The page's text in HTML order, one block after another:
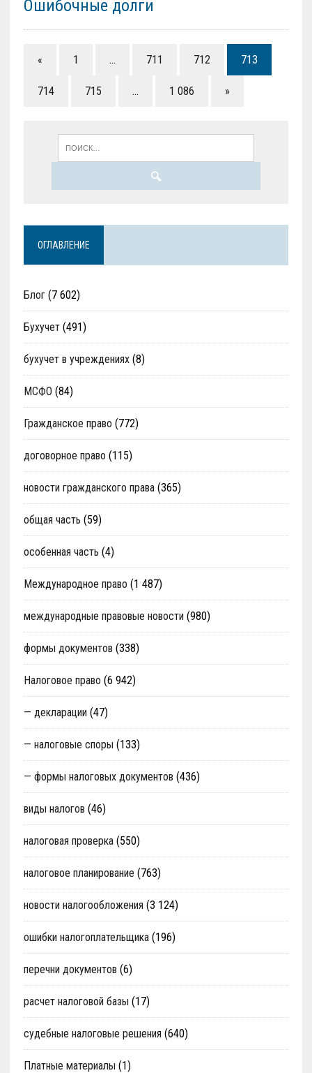
Ошибочные долги
« 1 … 711 712 713
714 715 … 1 086 »
ОГЛАВЛЕНИЕ
Блог(7 602)
Бухучет(491)
бухучет в учреждениях(8)
МСФО (84)
Гражданское право (772)
договорное право (115)
новости гражданского права(365)
общая часть (59)
особенная часть (4)
Международное право (1 487)
международные правовые новости (980)
формы документов (338)
Налоговое право (6 942)
— декларации (47)
— налоговые споры (133)
— формы налоговых документов (436)
виды налогов (46)
налоговая проверка(550)
налоговое планирование (763)
новости налогообложения (3 124)
ошибки налогоплательщика(196)
перечни документов (6)
расчет налоговой базы (17)
судебные налоговые решения (640)
Платные материалы (1)